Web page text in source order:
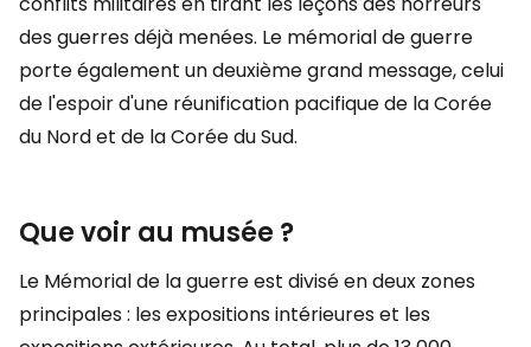
des guerres déjà menées. Le mémorial de guerre
porte également un deuxième grand message, celui
de l'espoir d'une réunification pacifique de la Corée
du Nord et de la Corée du Sud.
Que voir au musée ?
Le Mémorial de la guerre est divisé en deux zones
principales : les expositions intérieures et les